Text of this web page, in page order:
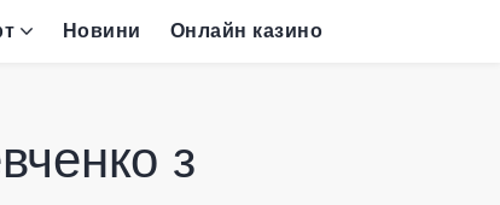
Новини Онлайн казино
з